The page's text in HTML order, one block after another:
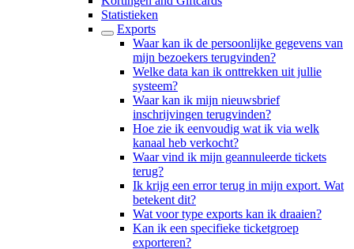
Statistieken
Exports
Waar kan ik de persoonlijke gegevens van
mijn bezoekers terugvinden?
Welke data kan ik onttrekken uit jullie
systeem?
Waar kan ik mijn nieuwsbrief
inschrijvingen terugvinden?
Hoe zie ik eenvoudig wat ik via welk
kanaal heb verkocht?
Waar vind ik mijn geannuleerde tickets
terug?
Ik krijg een error terug in mijn export. Wat
betekent dit?
Wat voor type exports kan ik draaien?
Kan ik een specifieke ticketgroep
exporteren?